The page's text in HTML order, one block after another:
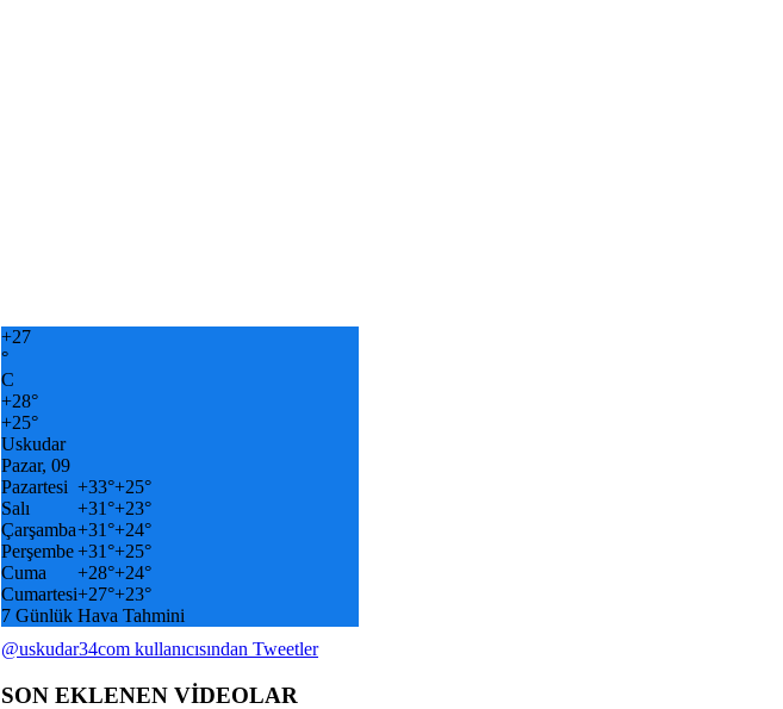
+27
°
C
+28°
+25°
Uskudar
Pazar, 09
Pazartesi +33°+25°
Salı
+31°+23°
Çarşamba+31°+24°
Perşembe+31°+25°
Cuma
+28°+24°
Cumartesi+27°+23°
7 Günlük Hava Tahmini
@uskudar34com kullanıcısından Tweetler
SON EKLENEN VİDEOLAR